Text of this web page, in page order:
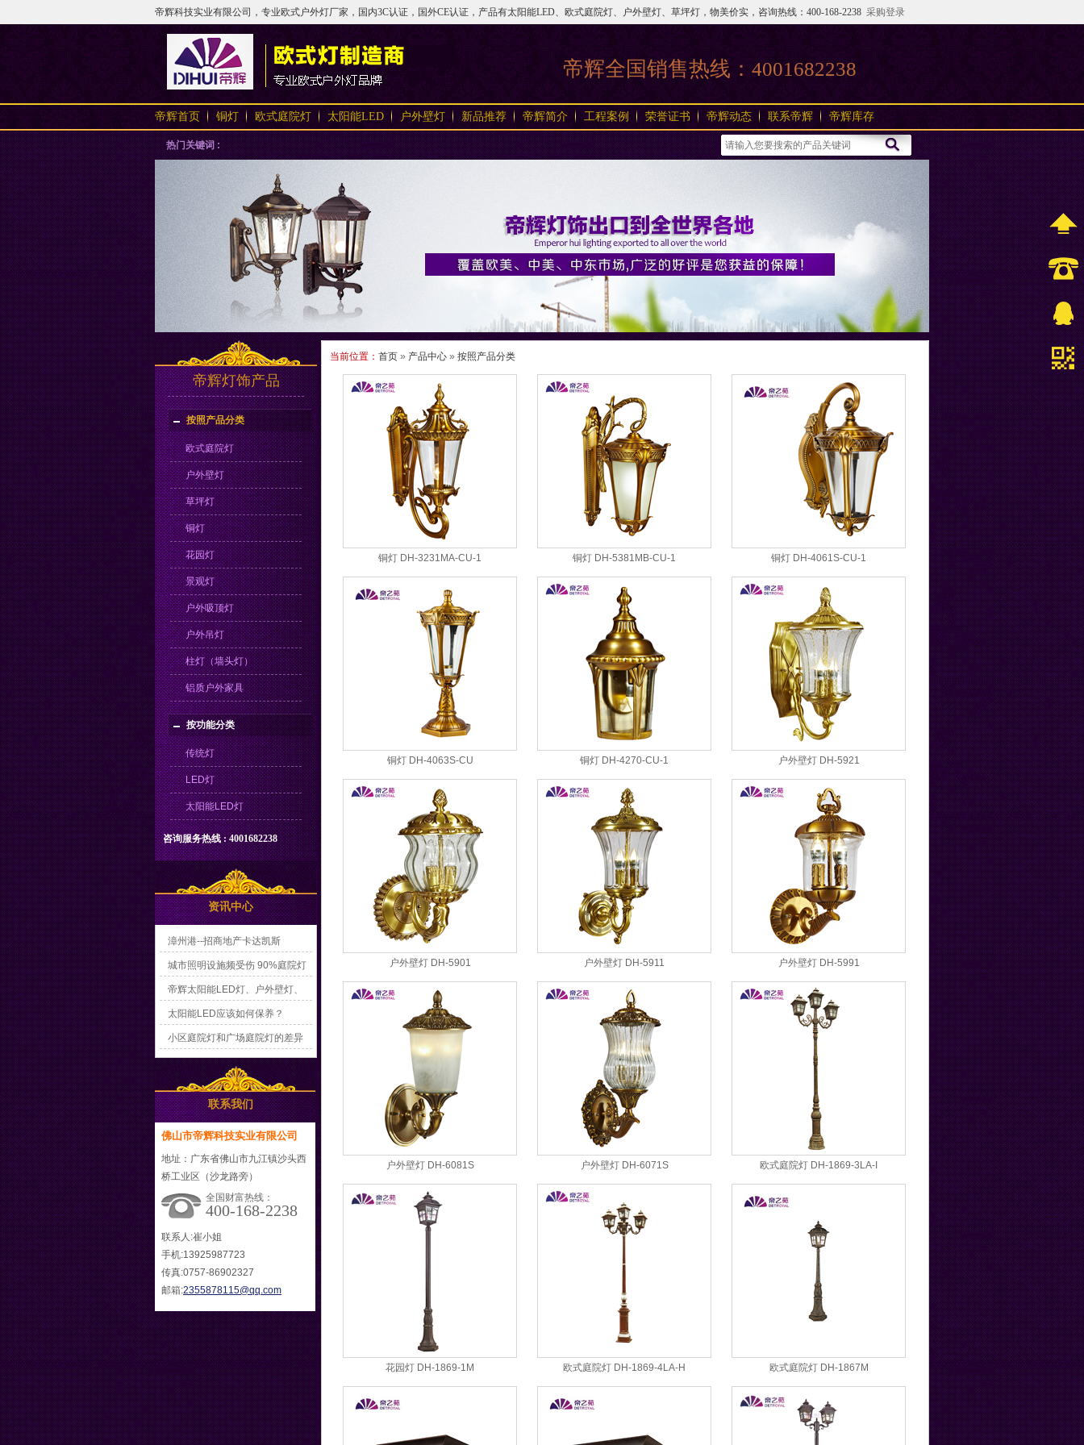
帝辉科技实业有限公司，专业欧式户外灯厂家，国内3C认证，国外CE认证，产品有太阳能LED、欧式庭院灯、户外壁灯、草坪灯，物美价实，咨询热线：400-168-2238 采购登录
帝辉全国销售热线： 4001682238
帝辉首页 铜灯 欧式庭院灯 太阳能LED 户外壁灯 新品推荐 帝辉简介 工程案例 荣誉证书 帝辉动态 联系帝辉 帝辉库存
热门关键词 :
帝辉灯饰产品
按照产品分类
欧式庭院灯
户外壁灯
草坪灯
铜灯
花园灯
景观灯
户外吸顶灯
户外吊灯
柱灯（墙头灯）
铝质户外家具
按功能分类
传统灯
LED灯
太阳能LED灯
咨询服务热线 : 4001682238
资讯中心
漳州港--招商地产卡达凯斯
城市照明设施频受伤 90%庭院灯
损坏
帝辉太阳能LED灯、户外壁灯、
欧式庭院灯亮相2016广州光亚展
太阳能LED应该如何保养？
小区庭院灯和广场庭院灯的差异
联系我们
佛山市帝辉科技实业有限公司
地址：广东省佛山市九江镇沙头西
桥工业区（沙龙路旁）
全国财富热线：
400-168-2238
联系人:崔小姐
手机:13925987723
传真:0757-86902327
邮箱:2355878115@qq.com
当前位置： 首页 » 产品中心 » 按照产品分类
铜灯 DH-3231MA-CU-1 铜灯 DH-5381MB-CU-1 铜灯 DH-4061S-CU-1
铜灯 DH-4063S-CU 铜灯 DH-4270-CU-1 户外壁灯 DH-5921
户外壁灯 DH-5901 户外壁灯 DH-5911 户外壁灯 DH-5991
户外壁灯 DH-6081S 户外壁灯 DH-6071S 欧式庭院灯 DH-1869-3LA-I
花园灯 DH-1869-1M 欧式庭院灯 DH-1869-4LA-H 欧式庭院灯 DH-1867M